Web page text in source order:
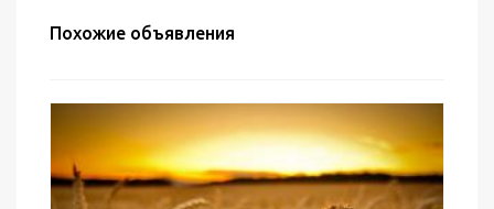
Похожие объявления